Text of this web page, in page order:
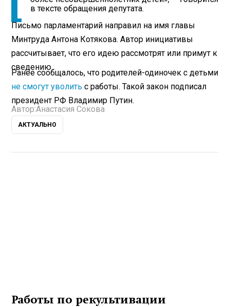
в тексте обращения депутата.
Письмо парламентарий направил на имя главы
Минтруда Антона Котякова. Автор инициативы
рассчитывает, что его идею рассмотрят или примут к
сведению.
Ранее сообщалось, что родителей-одиночек с детьми
не смогут уволить с работы. Такой закон подписал
президент РФ Владимир Путин.
Автор:Анастасия Сокова
АКТУАЛЬНО
Работы по рекультивации